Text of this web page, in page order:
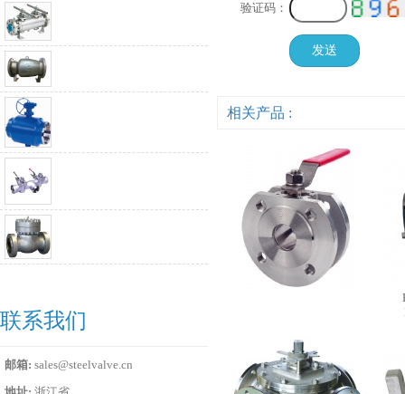
验证码：
相关产品 :
联系我们
邮箱: sales@steelvalve.cn